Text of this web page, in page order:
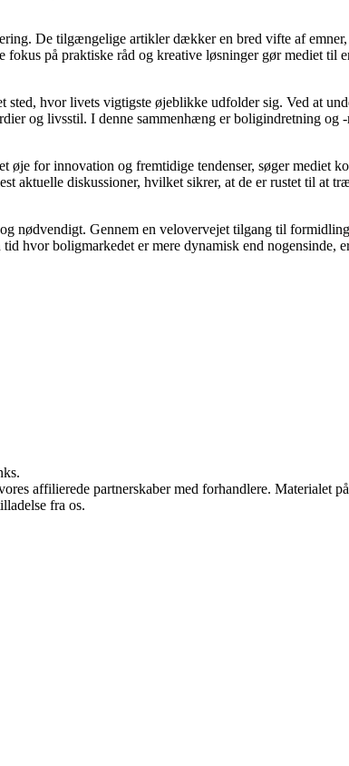
De tilgængelige artikler dækker en bred vifte af
på praktiske råd og kreative løsninger gør mediet
hvor livets vigtigste øjeblikke udfolder sig. Ved at
og livsstil. I denne sammenhæng er boligindretning og
for innovation og fremtidige tendenser, søger mediet
aktuelle diskussioner, hvilket sikrer, at de er rustet til at
nødvendigt. Gennem en velovervejet tilgang til
hvor boligmarkedet er mere dynamisk end nogensinde,
affilierede partnerskaber med forhandlere. Materialet
fra os.